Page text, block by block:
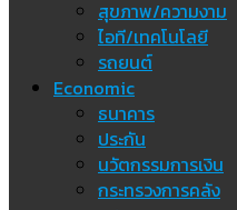
สุขภาพ/ความงาม
ไอที/เทคโนโลยี
รถยนต์
Economic
ธนาคาร
ประกัน
นวัตกรรมการเงิน
กระทรวงการคลัง